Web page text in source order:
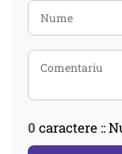
0 caractere ::